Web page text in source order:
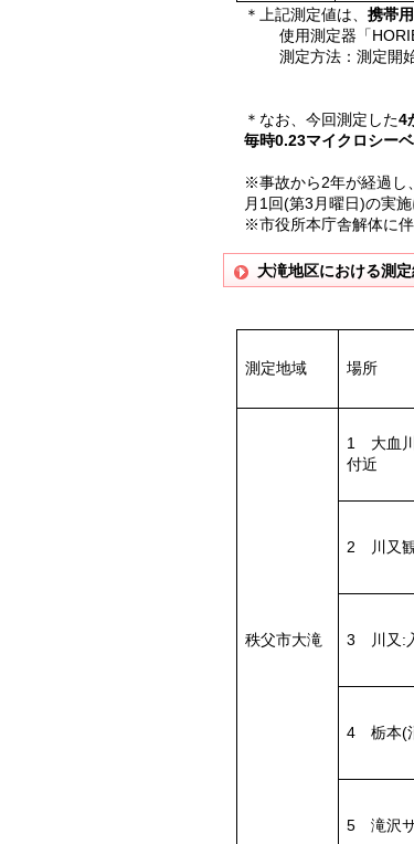
＊上記測定値は、携帯
使用測定器「
測定方法：測定開始
＊なお、今回測定した4
毎時0.23マイクロシー
※事故から2年が経過し
月1回(第3月曜日)の実施
※市役所本庁舎解体に
大滝地区における測
測定地域 場所
秩父市大滝
1 大血
付近
2 川又
3 川又:
4 栃本(
5 滝沢サ